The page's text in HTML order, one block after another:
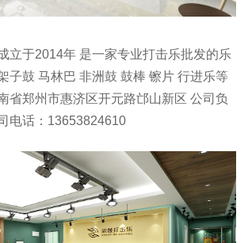
立于2014年 是一家专业打击乐批发的乐
子鼓 马林巴 非洲鼓 鼓棒 镲片 行进乐等
省郑州市惠济区开元路邙山新区 公司负
电话：13653824610